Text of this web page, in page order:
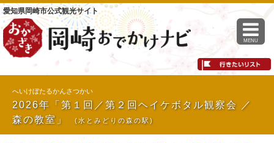
愛知県岡崎市公式観光サイト
MENU
へいけぼたるかんさつかい
2026年「第１回／第２回ヘイケボタル観察会 ／
森の教室」
(水とみどりの森の駅)